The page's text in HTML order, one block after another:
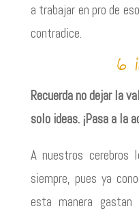
a trabajar en pro de
contradice.
6
Recuerda no dejar la
solo ideas. ¡Pasa a la
A nuestros cerebros
siempre, pues ya
esta manera gastan